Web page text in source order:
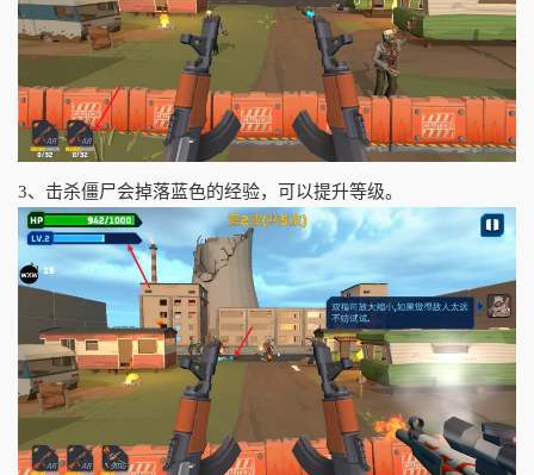
3、击杀僵尸会掉落蓝色的经验，可以提升等级。